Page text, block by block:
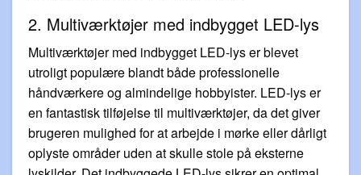
2. Multiværktøjer med indbygget LED-lys
Multiværktøjer med indbygget LED-lys er blevet
utroligt populære blandt både professionelle
håndværkere og almindelige hobbyister. LED-lys er
en fantastisk tilføjelse til multiværktøjer, da det giver
brugeren mulighed for at arbejde i mørke eller dårligt
oplyste områder uden at skulle stole på eksterne